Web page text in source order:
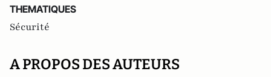
THEMATIQUES
Sécurité
A PROPOS DES AUTEURS